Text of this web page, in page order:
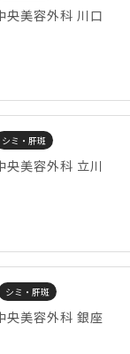
央美容外科 川口
シミ・肝斑
央美容外科 立川
シミ・肝斑
央美容外科 銀座